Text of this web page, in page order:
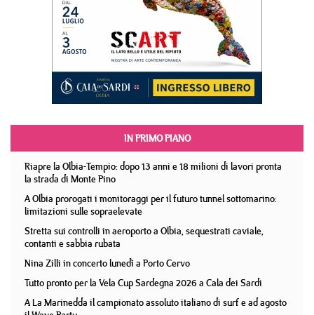
IN PRIMO PIANO
Riapre la Olbia-Tempio: dopo 13 anni e 18 milioni di lavori pronta
la strada di Monte Pino
A Olbia prorogati i monitoraggi per il futuro tunnel sottomarino:
limitazioni sulle sopraelevate
Stretta sui controlli in aeroporto a Olbia, sequestrati caviale,
contanti e sabbia rubata
Nina Zilli in concerto lunedì a Porto Cervo
Tutto pronto per la Vela Cup Sardegna 2026 a Cala dei Sardi
A La Marinedda il campionato assoluto italiano di surf e ad agosto